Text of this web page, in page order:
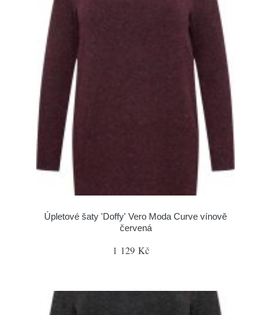
Úpletové šaty 'Doffy' Vero Moda Curve vínově
červená
1 129 Kč